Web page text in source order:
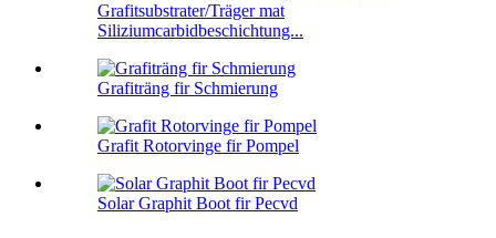
Grafitsubstrater/Träger mat
Siliziumcarbidbeschichtung...
Grafiträng fir Schmierung
Grafit Rotorvinge fir Pompel
Solar Graphit Boot fir Pecvd